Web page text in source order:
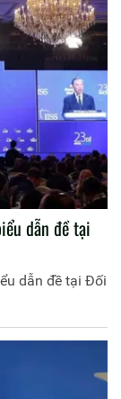
dẫn đề tại
dẫn đề tại Đối